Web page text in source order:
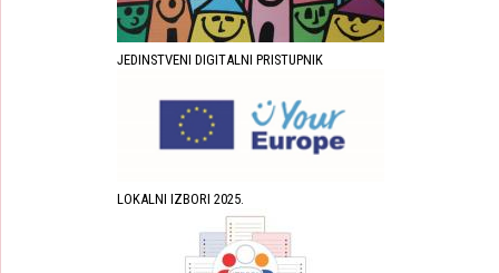
JEDINSTVENI DIGITALNI PRISTUPNIK
LOKALNI IZBORI 2025.